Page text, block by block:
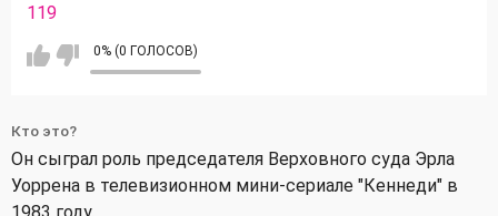
119
0% (0 ГОЛОСОВ)
Кто это?
Он сыграл роль председателя Верховного суда Эрла
Уоррена в телевизионном мини-сериале "Кеннеди" в